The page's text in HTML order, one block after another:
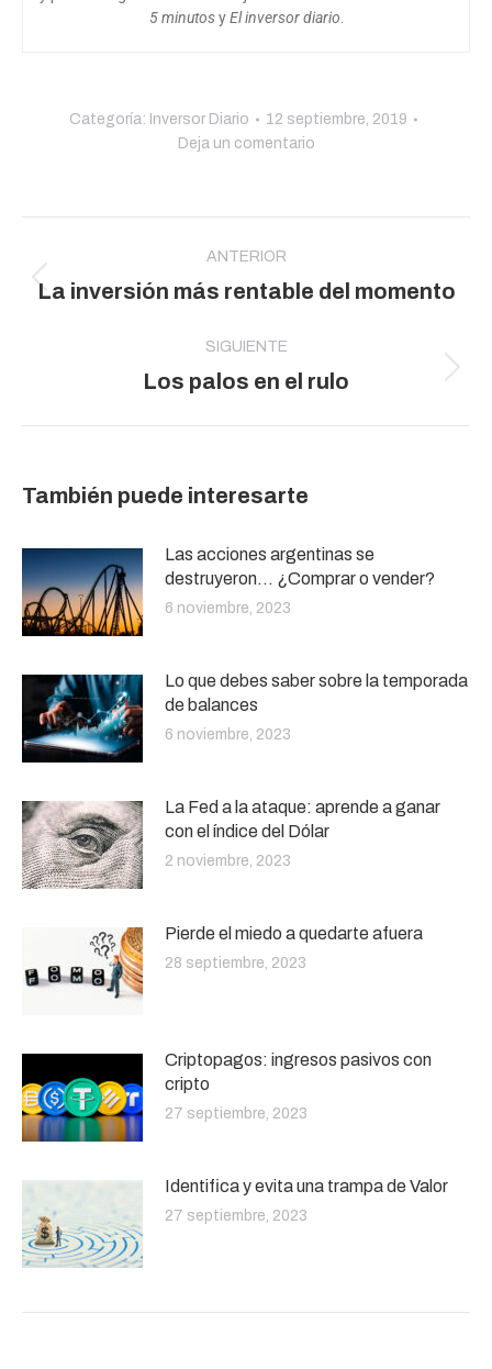
5 minutosyEl inversor diario.
Categoría: Inversor Diario
12 septiembre, 2019
Deja un comentario
entre
publicaciones
ANTERIOR
Publicación
La inversión más rentable del momento
SIGUIENTE
Publicación
Los palos en el rulo
También puede interesarte
Las acciones argentinas se
destruyeron… ¿Comprar o vender?
6 noviembre, 2023
Lo que debes saber sobre la temporada
de balances
6 noviembre, 2023
La Fed a la ataque: aprende a ganar
con el índice del Dólar
2 noviembre, 2023
Pierde el miedo a quedarte afuera
28 septiembre, 2023
Criptopagos: ingresos pasivos con
cripto
27 septiembre, 2023
Identifica y evita una trampa de Valor
27 septiembre, 2023